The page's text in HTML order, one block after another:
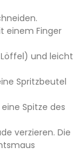
einem Finger
und leicht
Spritzbeutel
Spitze des
verzieren. Die